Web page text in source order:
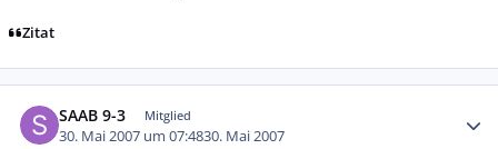
Zitat
SAAB 9-3 Mitglied
30. Mai 2007 um 07:4830. Mai 2007